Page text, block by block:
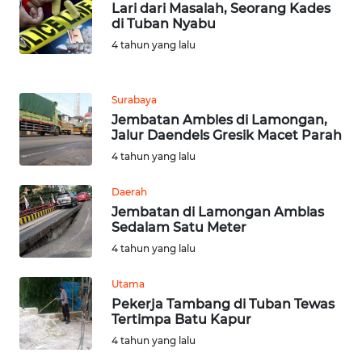
Lari dari Masalah, Seorang Kades
di Tuban Nyabu
4 tahun yang lalu
Surabaya
Jembatan Ambles di Lamongan,
Jalur Daendels Gresik Macet Parah
4 tahun yang lalu
Daerah
Jembatan di Lamongan Amblas
Sedalam Satu Meter
4 tahun yang lalu
Utama
Pekerja Tambang di Tuban Tewas
Tertimpa Batu Kapur
4 tahun yang lalu
WN
SULSEL
WN
GORONTALO
WN
SULUT
WN
MALUKU
MALUT
WN
DAIRI